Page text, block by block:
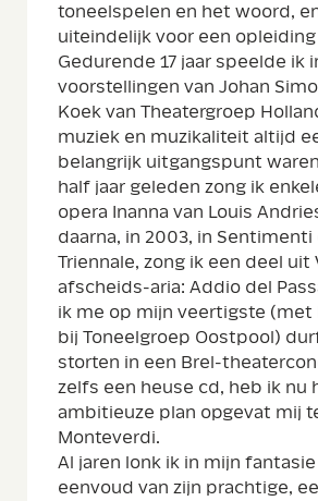
toneelspelen en het woord,
uiteindelijk voor een
Gedurende 17 jaar speelde ik
voorstellingen van Johan
Koek van Theatergroep
muziek en muzikaliteit altijd
belangrijk uitgangspunt
half jaar geleden zong ik
opera Inanna van Louis
daarna, in 2003, in Sentimenti
Triennale, zong ik een deel uit
afscheids-aria: Addio del
ik me op mijn veertigste (met
bij Toneelgroep Oostpool)
storten in een Brel-
zelfs een heuse cd, heb ik nu
ambitieuze plan opgevat mij
Monteverdi.
Al jaren lonk ik in mijn
eenvoud van zijn prachtige,